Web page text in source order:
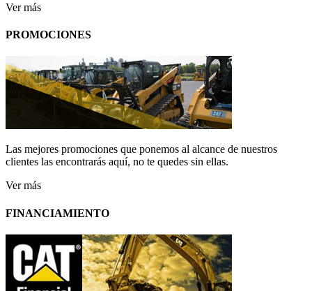
Ver más
PROMOCIONES
Las mejores promociones que ponemos al alcance de nuestros
clientes las encontrarás aquí, no te quedes sin ellas.
Ver más
FINANCIAMIENTO